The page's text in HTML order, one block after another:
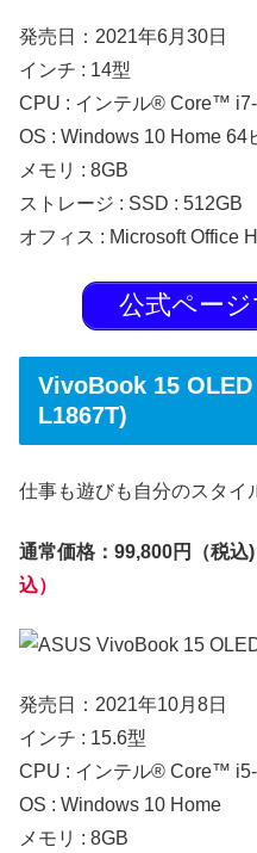
発売日：2021年6月30日
インチ : 14型
CPU : インテル® Core™
OS : Windows 10 Home 64
メモリ : 8GB
ストレージ : SSD : 512GB
オフィス : Microsoft Office
公式ペー
VivoBook 15
L1867T)
仕事も遊びも自分のスタイ
通常価格：99,800円（税込)
込）
発売日：2021年10月8日
インチ : 15.6型
CPU : インテル® Core™
OS : Windows 10 Home
メモリ : 8GB